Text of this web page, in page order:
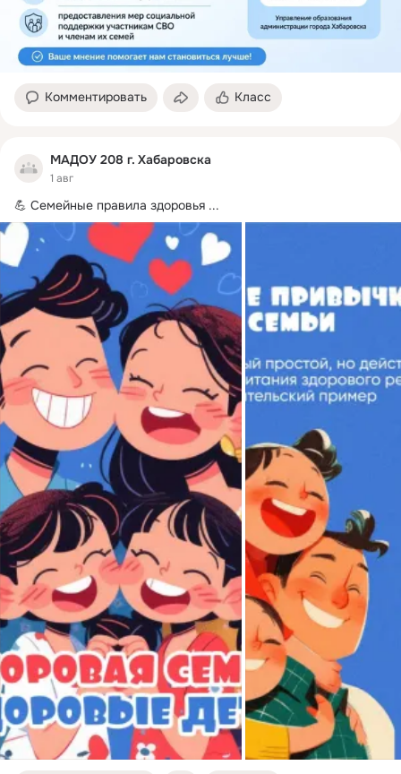
Комментировать Класс
МАДОУ 208 г. Хабаровска
1 авг
💪 Семейные правила здоровья ...